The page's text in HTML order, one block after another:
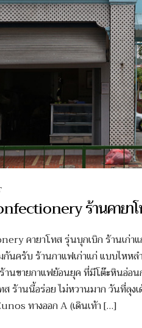
ร้านคายาโ
คายาโทส รุ่นบุกเบิก ร้านเก่า
นครับ ร้านกาแฟเก่าแก่ แบบไหห
นขายกาแฟย้อนยุค ที่มีโต๊ะหินอ่อ
ร้านนี้อร่อย ไม่หวานมาก วันที่ลุง
ทางออก A (เดินเท้า […]